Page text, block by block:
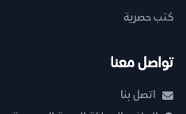
كتب حصرية
تواصل معنا
اتصل بنا